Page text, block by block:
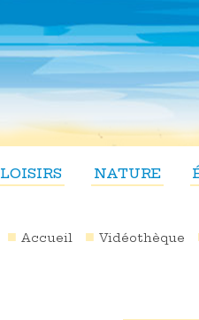
LOISIRS NATURE
Accueil Vidéothèque